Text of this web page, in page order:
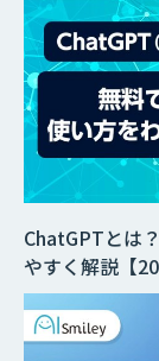
ChatGPTとは
やすく解説【